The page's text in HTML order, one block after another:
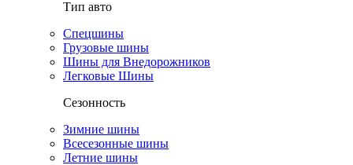
Тип авто
Спецшины
Грузовые шины
Шины для Внедорожников
Легковые Шины
Сезонность
Зимние шины
Всесезонные шины
Летние шины